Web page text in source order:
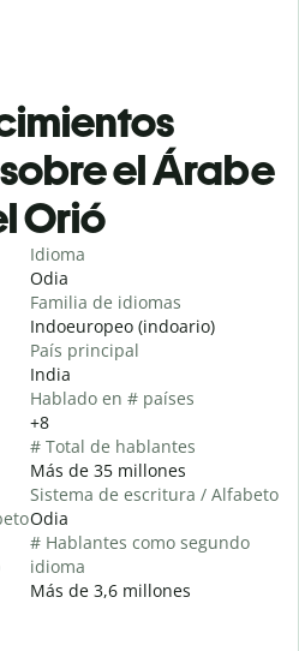
el Árabe
Orió
Idioma
Odia
Familia de idiomas
Indoeuropeo (indoario)
País principal
India
Hablado en # países
+8
# Total de hablantes
Más de 35 millones
Sistema de escritura / Alfabeto
Odia
# Hablantes como segundo
idioma
Más de 3,6 millones